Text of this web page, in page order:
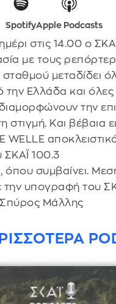
SpotifyApple Podcasts
στις 14.00 ο
με τους ρεπόρτερ
μεταδίδει
Ελλάδα και όλες
την
στιγμή. Και βέβαια
WELLE
ΣΚΑΪ 100.3
όπου συμβαίνει.
την υπογραφή του
Μάλλης